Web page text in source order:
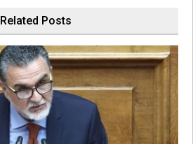
Related Posts